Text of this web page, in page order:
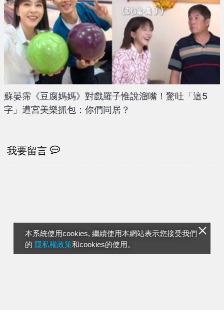
本系統使用cookies, 繼續使用本網站表示您接受我們
的 隱私權政策和cookies的使用。
蘇晏霈《豆腐媽媽》對戲羅子惟說溜嘴！驚吐「這5
字」遭宮美樂抓包：你們同居？
我要留言